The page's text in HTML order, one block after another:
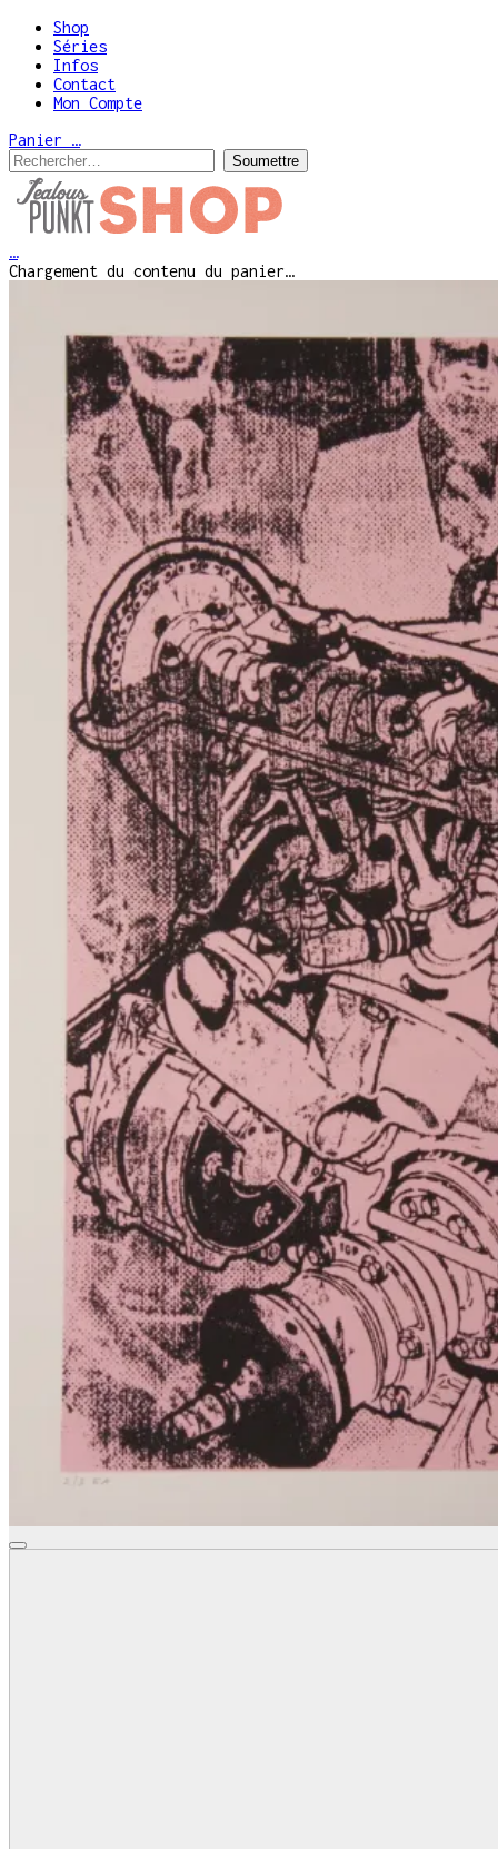
Shop
Séries
Infos
Contact
Mon Compte
Panier …
…
Chargement du contenu du panier…